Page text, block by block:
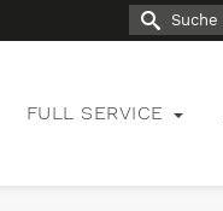
Suche
nach:
FULL SERVICE